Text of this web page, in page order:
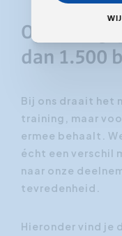
dan 1.500
Bij ons draait het
training, maar
ermee behaalt.
écht een verschil
naar onze
tevredenheid.
Hieronder vind je